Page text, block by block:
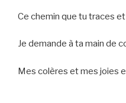
Ce chemin que tu traces
Je demande à ta main de
Mes colères et mes joies